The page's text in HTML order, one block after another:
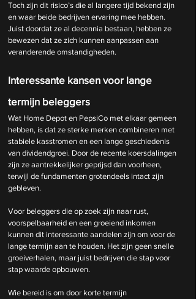
Toch zijn dit risico’s die al langere tijd bekend zijn
en waar beide bedrijven ervaring mee hebben.
Juist doordat ze al decennia bestaan, hebben ze
bewezen dat ze zich kunnen aanpassen aan
veranderende omstandigheden.
Interessante kansen voor lange
termijn beleggers
Wat Home Depot en PepsiCo met elkaar gemeen
hebben, is dat ze sterke merken combineren met
stabiele kasstromen en een lange geschiedenis
van dividendgroei. Door de recente koersdalingen
zijn ze aantrekkelijker geprijsd dan voorheen,
terwijl de fundamenten grotendeels intact zijn
gebleven.
Voor beleggers die op zoek zijn naar rust,
voorspelbaarheid en een groeiend inkomen
kunnen dit interessante aandelen zijn om voor de
lange termijn aan te houden. Het zijn geen snelle
groeiverhalen, maar juist bedrijven die stap voor
stap waarde opbouwen.
Wie bereid is om door korte termijn